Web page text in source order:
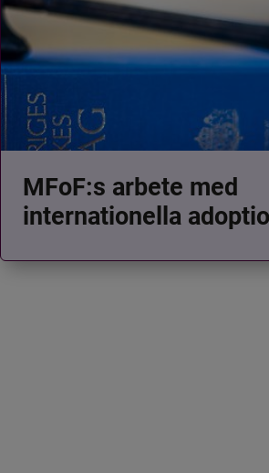
MFoF:s arbete med
internationella